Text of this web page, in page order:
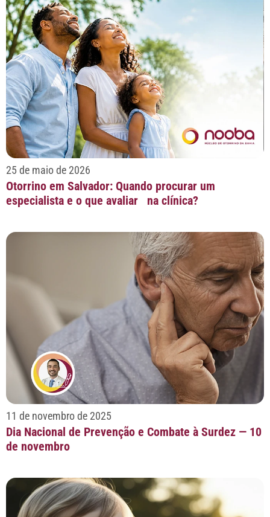
25 de maio de 2026
Otorrino em Salvador: Quando procurar um
especialista e o que avaliar na clínica?
11 de novembro de 2025
Dia Nacional de Prevenção e Combate à Surdez — 10
de novembro